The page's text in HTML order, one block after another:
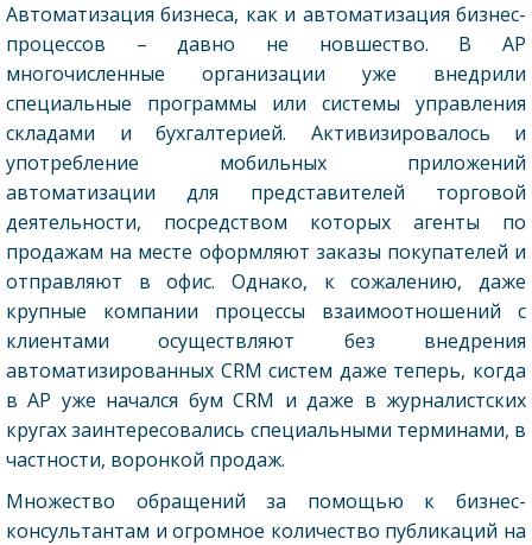
Автоматизация бизнеса, как и автоматизация бизнес-
процессов – давно не новшество. В АР
многочисленные организации уже внедрили
специальные программы или системы управления
складами и бухгалтерией. Активизировалось и
употребление мобильных приложений
автоматизации для представителей торговой
деятельности, посредством которых агенты по
продажам на месте оформляют заказы покупателей и
отправляют в офис. Однако, к сожалению, даже
крупные компании процессы взаимоотношений с
клиентами осуществляют без внедрения
автоматизированных CRM систем даже теперь, когда
в АР уже начался бум CRM и даже в журналистских
кругах заинтересовались специальными терминами, в
частности, воронкой продаж.
Множество обращений за помощью к бизнес-
консультантам и огромное количество публикаций на